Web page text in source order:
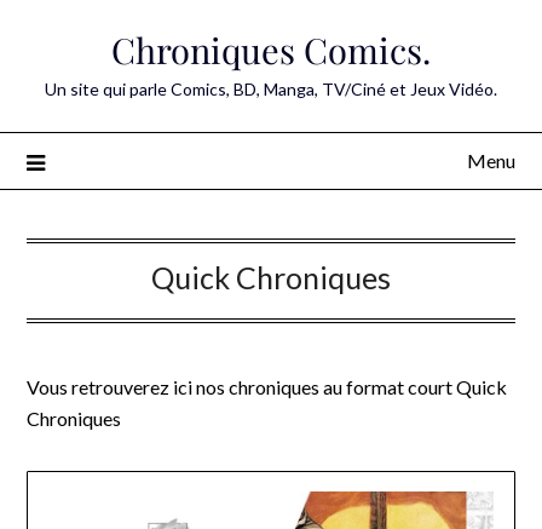
Chroniques Comics.
Un site qui parle Comics, BD, Manga, TV/Ciné et Jeux Vidéo.
Menu
Quick Chroniques
Vous retrouverez ici nos chroniques au format court Quick
Chroniques